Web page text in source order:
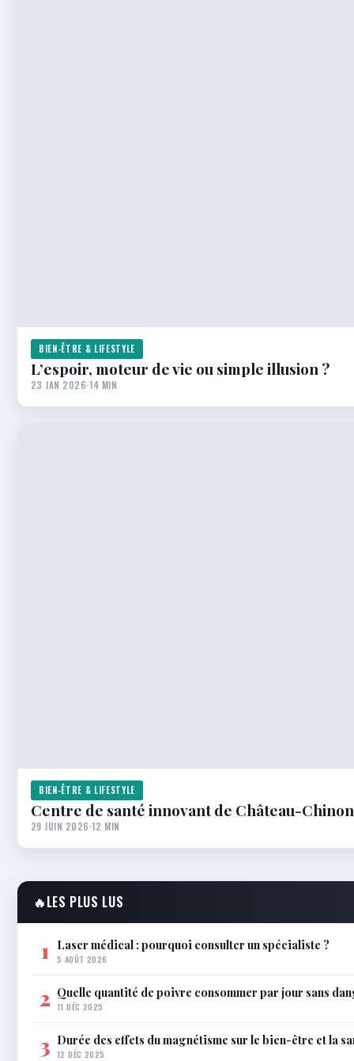
BIEN-ÊTRE & LIFESTYLE
L’espoir, moteur de vie ou simple illusion ?
23 JAN 2026·14 MIN
BIEN-ÊTRE & LIFESTYLE
Centre de santé innovant de Château-
29 JUIN 2026·12 MIN
🔥LES PLUS LUS
1 Laser médical : pourquoi consulter un spécialiste ?
5 AOÛT 2026
2 Quelle quantité de poivre consommer par jour sans
11 DÉC 2025
3 Durée des effets du magnétisme sur le bien-être et la
12 DÉC 2025